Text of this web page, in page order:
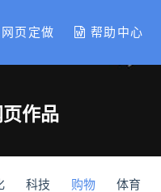
网页定做 帮助中心
作品
科技 购物 体育